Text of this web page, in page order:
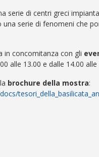
serie di centri greci
serie di fenomeni che
in concomitanza con gli
alle 13.00 e dalle 14.00 alle
brochure della mostra: